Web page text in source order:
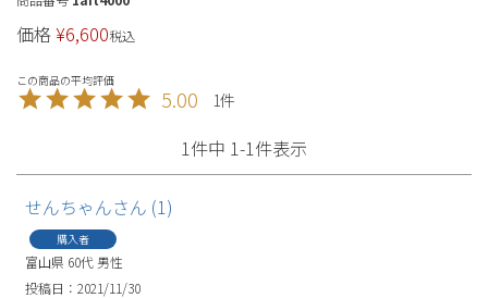
価格 ¥6,600税込
5.00 1
1件中 1-1件表示
せんちゃん 1
購入者
富山県 60代 男性
投稿日
2021/11/30